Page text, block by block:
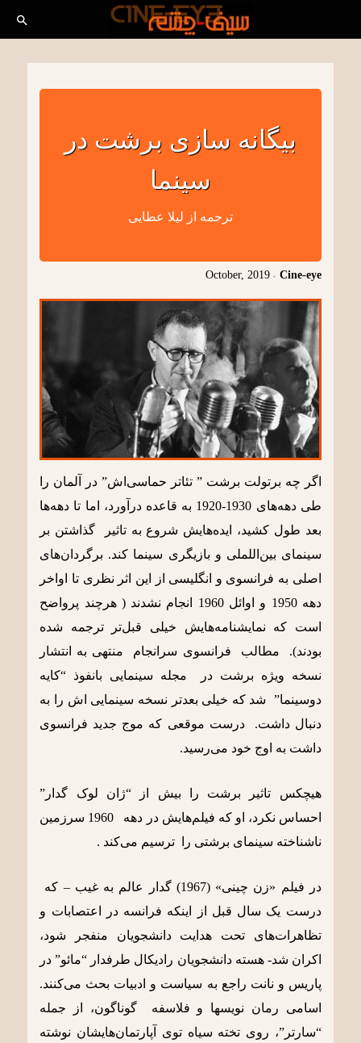
بیگانه سازی برشت در
سینما
ترجمه‌ از لیلا عطایی
Cine-eye
-
October, 2019
اگر چه برتولت برشت ” تئاتر حماسی‌اش” در آلمان را
طی دهه‌های 1930-1920 به قاعده درآورد، اما تا دهه‌ها
بعد طول کشید، ایده‌هایش شروع به تاثیر گذاشتن بر
سینمای بین‌اللملی و بازیگری سینما کند. برگردان‌های
اصلی به فرانسوی و انگلیسی از این اثر نظری تا اواخر
دهه 1950 و اوائل 1960 انجام نشدند ( هرچند پرواضح
است که نمایشنامه‌هایش خیلی قبل‌تر ترجمه شده
بودند). مطالب فرانسوی سرانجام منتهی به انتشار
نسخه ویژه برشت در مجله سینمایی بانفوذ “کایه
دوسینما” شد که خیلی بعدتر نسخه سینمایی اش را به
دنبال داشت. درست موقعی که موج جدید فرانسوی
داشت به اوج خود می‌رسید.
هیچکس تاثیر برشت را بیش از “ژان لوک گدار”
احساس نکرد، او که فیلم‌هایش در دهه 1960 سرزمین
ناشناخته سینمای برشتی را ترسیم می‌کند .
در فیلم «زن چینی» (1967) گدار عالم به غیب – که
درست یک سال قبل از اینکه فرانسه در اعتصابات و
تظاهرات‌های تحت هدایت دانشجویان منفجر شود،
اکران شد- هسته دانشجویان رادیکال طرفدار “مائو” در
پاریس و نانت راجع به سیاست و ادبیات بحث می‌کنند.
اسامی رمان نویسها و فلاسفه گوناگون، از جمله
“سارتر”، روی تخته سیاه توی آپارتمان‌هایشان نوشته